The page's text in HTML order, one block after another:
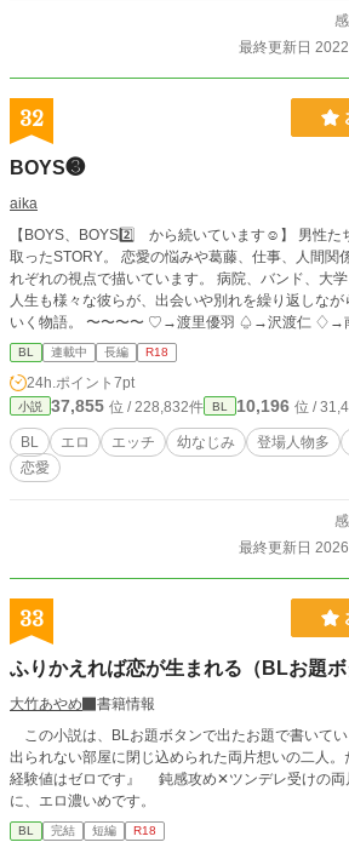
最終更新日
32
BOYS❸
aika
【BOYS、BOYS2️⃣ から続いています☺︎】 男性たちの等身大の恋愛模様を切り
取ったSTORY。 恋愛の悩みや葛藤、仕事、人間関
れぞれの視点で描いています。 病院、バンド、大
人生も様々な彼らが、出会いや別れを繰り返しな
いく物語。 〜〜〜〜 ♡→渡里優羽 ♤→沢渡仁 ♢→南川梓 ♧→宗馬遥 幼なじみ
４人を中心としたそれぞれの世界の人間関係、恋模様を
ったので、続きを３にしました。 短編のように気に
けるように、登場人物紹介を入れてもう少し工夫し
す。 ドロドロな恋愛模様、鬼畜、激しいシーンを書くのが好きなので、多くな
りがちです 恋愛を通して各キャラの個性や考え、成長、などを描きつつ、R18
要素にも力を入れていきたいです♡ 登場人物多数！色々な男の子がいるので、
好みの子を応援してくださると嬉しいです♡ 色々なシチュエーションでのエッ
写あり/エロ/エッチ/BL/幼なじみ/恋愛/純愛/NTR/浮
プレイ/変態/上司/部下/先輩/後輩/羞恥プレイ/調教/
体関係/コスプレ/
BL 連載中 長編 R18
24h.ポイント 7pt
小説 37,855 位 / 228,832件 BL 10,196 位 /
BL エロ エッチ 幼なじみ 登場人物多
恋愛
最終更新日
33
ふりかえれば恋が生まれる（BLお題ボ
大竹あやめ
書籍情報
この小説は、BLお題ボタンで出たお題で書いています。 『メスイキ
出られない部屋に閉じ込められた両片想いの二人
経験値はゼロです』 鈍感攻め‪✕‬ツンデレ受けの両片想い。お題がアレなだけ
に、エロ濃いめです。
BL 完結 短編 R18